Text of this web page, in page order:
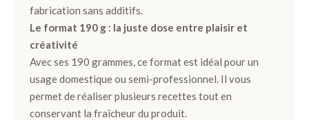
fabrication sans additifs.
Le format 190 g : la juste dose entre plaisir et
créativité
Avec ses 190 grammes, ce format est idéal pour un
usage domestique ou semi-professionnel. Il vous
permet de réaliser plusieurs recettes tout en
conservant la fraîcheur du produit.